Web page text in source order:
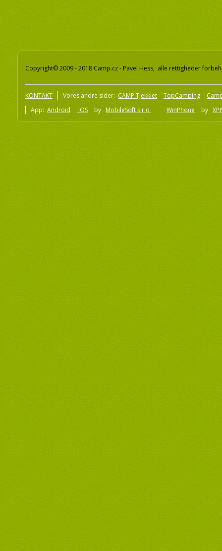
Copyright© 2009 - 2018 Camp.cz - Pavel Hess, alle rettigheder
KONTAKT Vores andre sider: CAMP Tjekkiet TopCamping
App: Android iOS by MobileSoft s.r.o WinPhone by